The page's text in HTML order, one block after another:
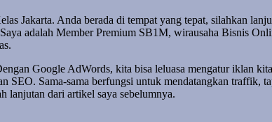
Jakarta. Anda berada di tempat yang tepat, silahkan
adalah Member Premium SB1M, wirausaha Bisnis
Google AdWords, kita bisa leluasa mengatur iklan
SEO. Sama-sama berfungsi untuk mendatangkan
lanjutan dari artikel saya sebelumnya.